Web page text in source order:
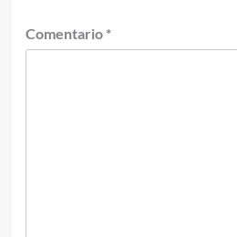
Comentario *